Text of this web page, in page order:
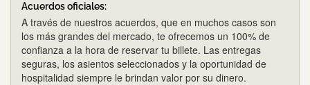
Acuerdos oficiales:
A través de nuestros acuerdos, que en muchos casos son
los más grandes del mercado, te ofrecemos un 100% de
confianza a la hora de reservar tu billete. Las entregas
seguras, los asientos seleccionados y la oportunidad de
hospitalidad siempre le brindan valor por su dinero.